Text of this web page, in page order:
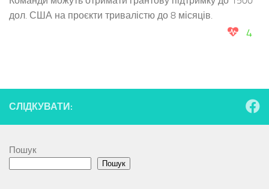
дол. США на проєкти тривалістю до 8 місяців.
4
СЛІДКУВАТИ:
Пошук
Пошук